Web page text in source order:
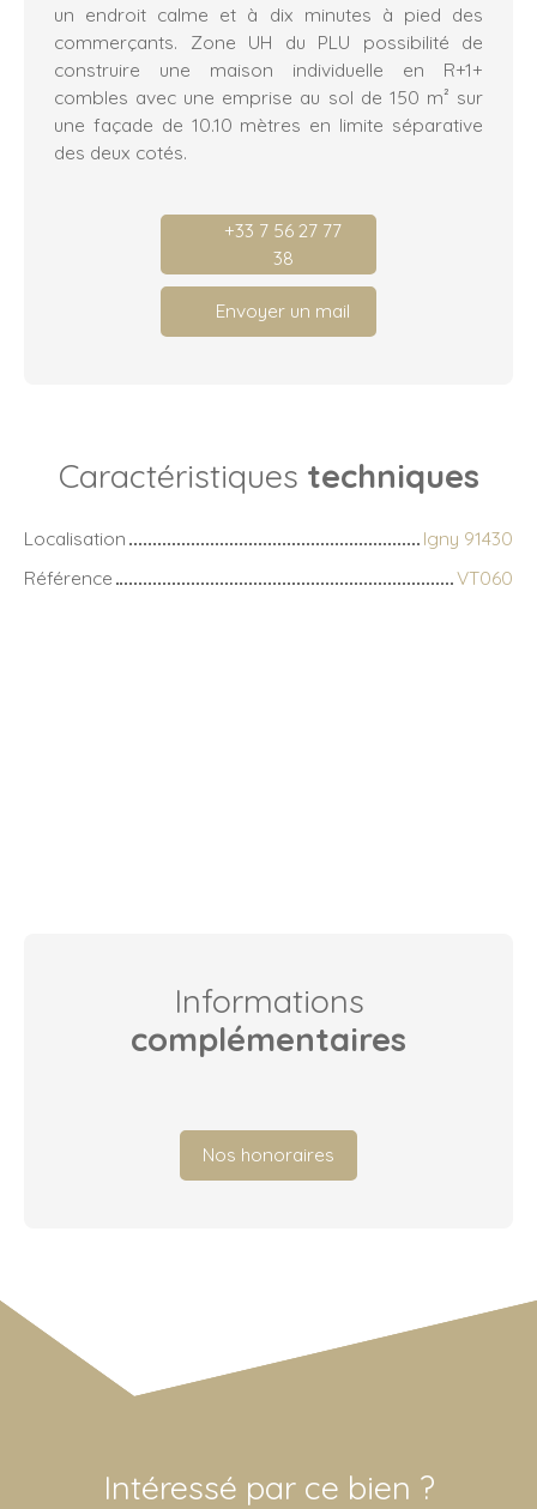
un endroit calme et à dix minutes à pied des
commerçants. Zone UH du PLU possibilité de
construire une maison individuelle en R+1+
combles avec une emprise au sol de 150 m² sur
une façade de 10.10 mètres en limite séparative
des deux cotés.
+33 7 56 27 77
38
Envoyer un mail
Caractéristiques techniques
Localisation
Igny 91430
Référence
VT060
Informations
complémentaires
Nos honoraires
Intéressé par ce bien ?